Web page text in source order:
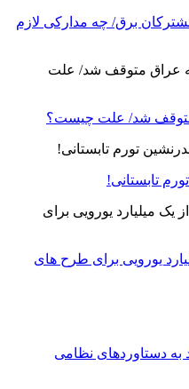
برق/ چه مدارکی لازم
متوقف شد/ علت چیست؟
یورویی برای طرح های